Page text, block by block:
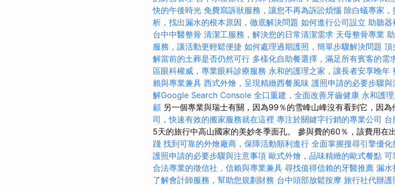
快的午後時光 免費寫訴狀服務，讓您不再為訴訟煩惱 除白蟻專家
析，找出漏水的根本原因，徹底解決問題 如何進行公司設立 助聽器
台中中醫整骨 清潔工服務，解決您的日常清潔需求 天母整骨專業
服務，讓活動更輕鬆便捷 如何處理過期護照，簡單步驟解決問題 頂
解當前的土葬是否仍然可行 多樣化自助餐選擇，滿足所有賓客的需
區眼科權威，專業眼科診療服務 永和的護理之家，讓長者安享晚年
賴與專業兼具 西式外燴，呈現精緻西餐風味 護照申請的必要步驟與
解Google Search Console 全口重建，全面改善牙齒健康 永和護
顧 另一個專業與瑞士有關，因為99％的雪峰山峰沒有看到它，因為
司，快速有效的搬家服務就在這裡 專注於關鍵字行銷的專業公司 台
5天的旅行中高山國家的美妙冬季面孔。 參與費的60％，該費用在
踐 找到可靠的外燴廠商，保障活動順利進行 全面掌握搜尋引擎優化
護照申請的必要步驟與注意事項 歐式外燴，品味精緻的歐式餐點 可
合法專業的徵信社，信賴與專業兼具 尋找值得信賴的牙醫推薦 漏水
了解會計師服務，幫助您規劃財務 台中頭部放鬆按摩 旅行社代辦